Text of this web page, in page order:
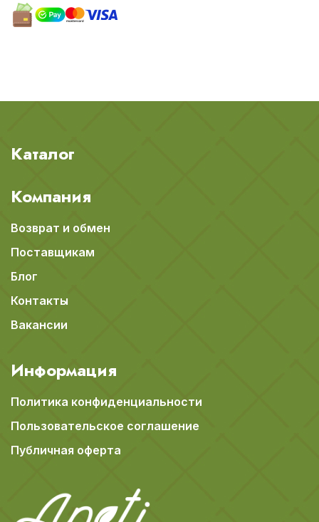
Каталог
Компания
Возврат и обмен
Поставщикам
Блог
Контакты
Вакансии
Информация
Политика конфиденциальности
Пользовательское соглашение
Публичная оферта